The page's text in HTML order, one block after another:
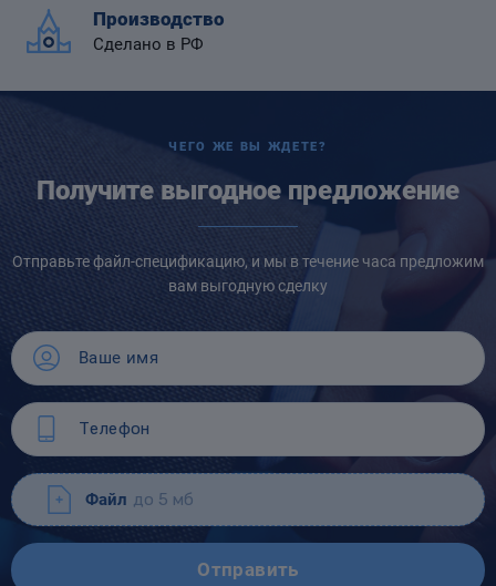
Производство
Сделано в РФ
ЧЕГО ЖЕ ВЫ ЖДЕТЕ?
Получите выгодное предложение
Отправьте файл-спецификацию, и мы в течение часа предложим
вам выгодную сделку
Файл до 5 мб
Отправить